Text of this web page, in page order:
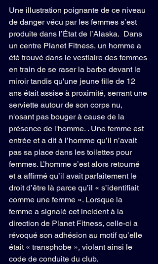
Une illustration poignante de ce niveau
de danger vécu par les femmes s’est
produite dans l’État de l’Alaska.  Dans
un centre Planet Fitness, un homme a
été trouvé dans le vestiaire des femmes
en train de se raser la barbe devant le
miroir tandis qu'une jeune fille de 12
ans était assise à proximité, serrant une
serviette autour de son corps nu,
n'osant pas bouger à cause de la
présence de l'homme. . Une femme est
entrée et a dit à l’homme qu’il n’avait
pas sa place dans les toilettes pour
femmes. L’homme s’est alors retourné
et a affirmé qu’il avait parfaitement le
droit d’être là parce qu’il « s’identifiait
comme une femme ». Lorsque la
femme a signalé cet incident à la
direction de Planet Fitness, celle-ci a
révoqué son adhésion au motif qu’elle
était « transphobe », violant ainsi le
code de conduite du club.